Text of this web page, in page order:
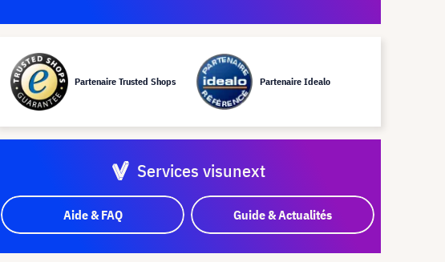
Partenaire Trusted Shops Partenaire Idealo
Services visunext
Aide & FAQ Guide & Actualités